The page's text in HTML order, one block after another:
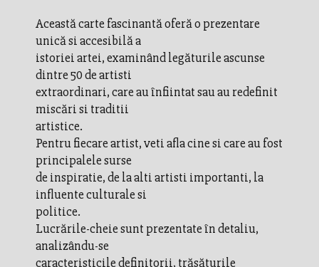
Această carte fascinantă oferă o prezentare
unică si accesibilă a
istoriei artei, examinând legăturile ascunse
dintre 50 de artisti
extraordinari, care au înfiintat sau au redefinit
miscări si traditii
artistice.
Pentru fiecare artist, veti afla cine si care au fost
principalele surse
de inspiratie, de la alti artisti importanti, la
influente culturale si
politice.
Lucrările-cheie sunt prezentate în detaliu,
analizându-se
caracteristicile definitorii, trăsăturile